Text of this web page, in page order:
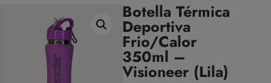
Botella Térmica
Deportiva
Frio/Calor
350ml –
Visioneer (Lila)